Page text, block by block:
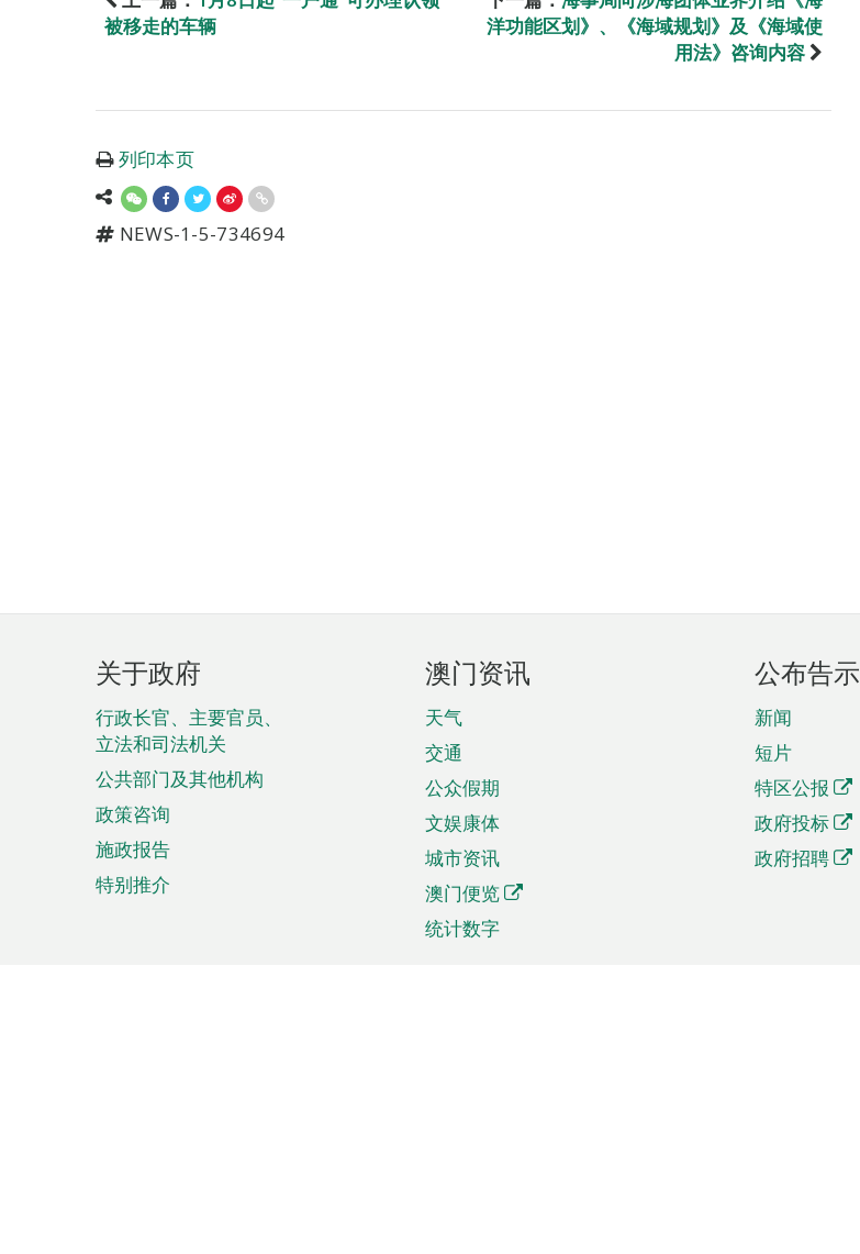
被移走的车辆
洋功能区划》、《海域规划》及《海域使
用法》咨询内容
列印本页
NEWS-1-5-734694
页
脚
菜
单
关于政府
行政长官、主要官员、
立法和司法机关
公共部门及其他机构
政策咨询
施政报告
特别推介
澳门资讯
天气
交通
公众假期
文娱康体
城市资讯
澳门便览
统计数字
公布告示
新闻
短片
特区公报
政府投标
政府招聘